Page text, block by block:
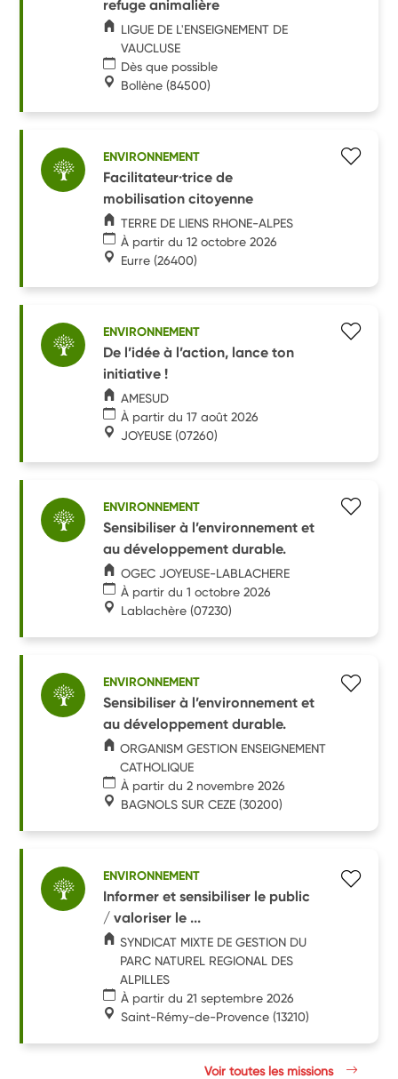
refuge animalière
LIGUE DE L'ENSEIGNEMENT DE
VAUCLUSE
Dès que possible
Bollène (84500)
ENVIRONNEMENT
Facilitateur·trice de
mobilisation citoyenne
TERRE DE LIENS RHONE-ALPES
À partir du 12 octobre 2026
Eurre (26400)
ENVIRONNEMENT
De l’idée à l’action, lance ton
initiative !
AMESUD
À partir du 17 août 2026
JOYEUSE (07260)
ENVIRONNEMENT
Sensibiliser à l’environnement et
au développement durable.
OGEC JOYEUSE-LABLACHERE
À partir du 1 octobre 2026
Lablachère (07230)
ENVIRONNEMENT
Sensibiliser à l’environnement et
au développement durable.
ORGANISM GESTION ENSEIGNEMENT
CATHOLIQUE
À partir du 2 novembre 2026
BAGNOLS SUR CEZE (30200)
ENVIRONNEMENT
Informer et sensibiliser le public
/ valoriser le ...
SYNDICAT MIXTE DE GESTION DU
PARC NATUREL REGIONAL DES
ALPILLES
À partir du 21 septembre 2026
Saint-Rémy-de-Provence (13210)
Voir toutes les missions